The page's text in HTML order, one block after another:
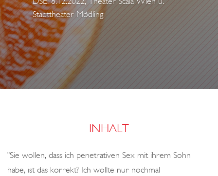
Stadttheater Mödling
INHALT
"Sie wollen, dass ich penetrativen Sex mit ihrem Sohn
habe, ist das korrekt? Ich wollte nur nochmal